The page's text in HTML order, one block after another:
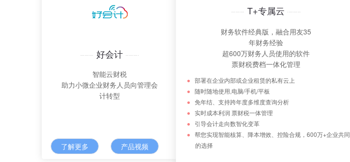
好会计
智能云财税
助力小微企业财务人员向管理会
计转型
了解更多 产品视频
T+专属云
财务软件经典版，融合用友35
年财务经验
超600万财务人员使用的软件
票财税费档一体化管理
● 部署在企业内部或企业租赁的私有云上
● 随时随地使用,电脑/手机/平板
● 免年结、支持跨年度多维度查询分析
● 实时成本利润 票财税一体管理
●
引导会计走向数智化变革
● 帮您实现智能核算、降本增效、控险合规，600万+企业共同
的选择